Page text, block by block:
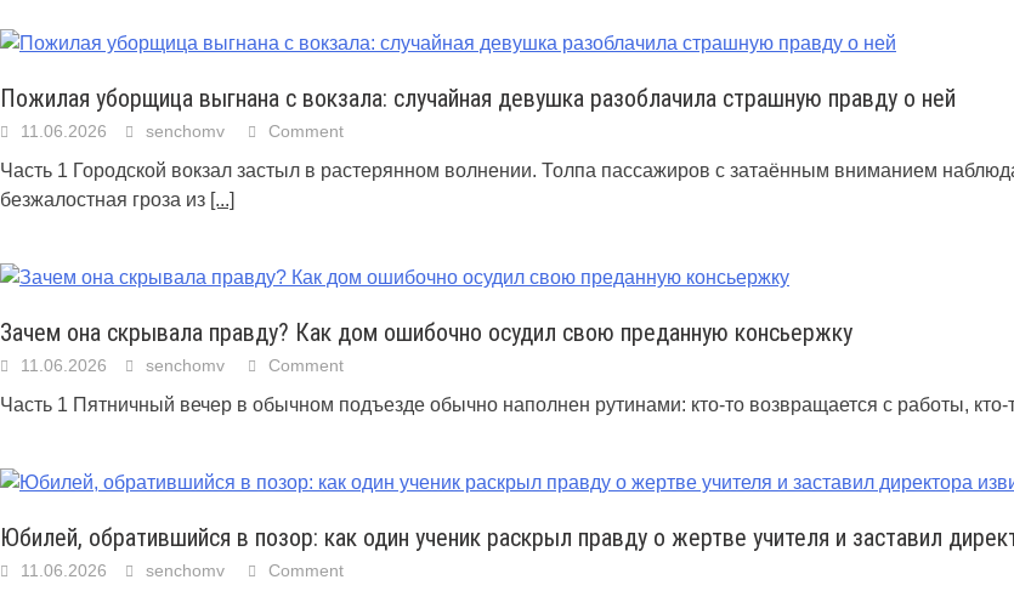
Пожилая уборщица выгнана с вокзала: случайная девушка разоблачила страшную правду о ней
11.06.2026 senchomv Comment
Часть 1 Городской вокзал застыл в растерянном волнении. Толпа пассажиров с затаённым вниманием
безжалостная гроза из [...]
Зачем она скрывала правду? Как дом ошибочно осудил свою преданную консьержку
11.06.2026 senchomv Comment
Часть 1 Пятничный вечер в обычном подъезде обычно наполнен рутинами: кто-то возвращается с работы,
Юбилей, обратившийся в позор: как один ученик раскрыл правду о жертве учителя и заставил
11.06.2026 senchomv Comment